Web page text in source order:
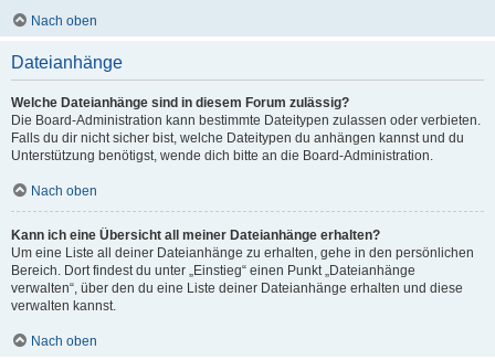
Nach oben
Dateianhänge
Welche Dateianhänge sind in diesem Forum zulässig?
Die Board-Administration kann bestimmte Dateitypen zulassen oder verbieten.
Falls du dir nicht sicher bist, welche Dateitypen du anhängen kannst und du
Unterstützung benötigst, wende dich bitte an die Board-Administration.
Nach oben
Kann ich eine Übersicht all meiner Dateianhänge erhalten?
Um eine Liste all deiner Dateianhänge zu erhalten, gehe in den persönlichen
Bereich. Dort findest du unter „Einstieg“ einen Punkt „Dateianhänge
verwalten“, über den du eine Liste deiner Dateianhänge erhalten und diese
verwalten kannst.
Nach oben